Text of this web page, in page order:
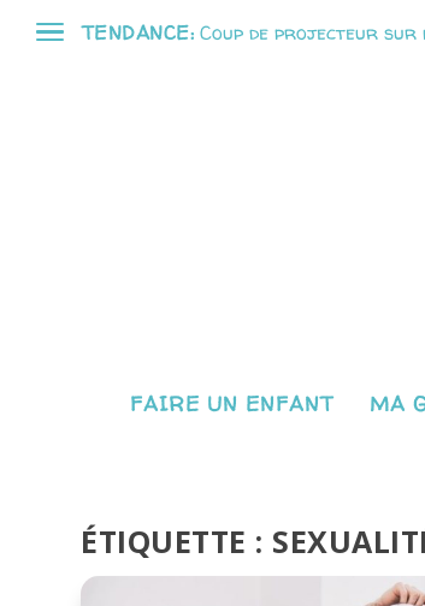
TENDANCE: Coup de projecteur
FAIRE UN ENFANT MA
ÉTIQUETTE :